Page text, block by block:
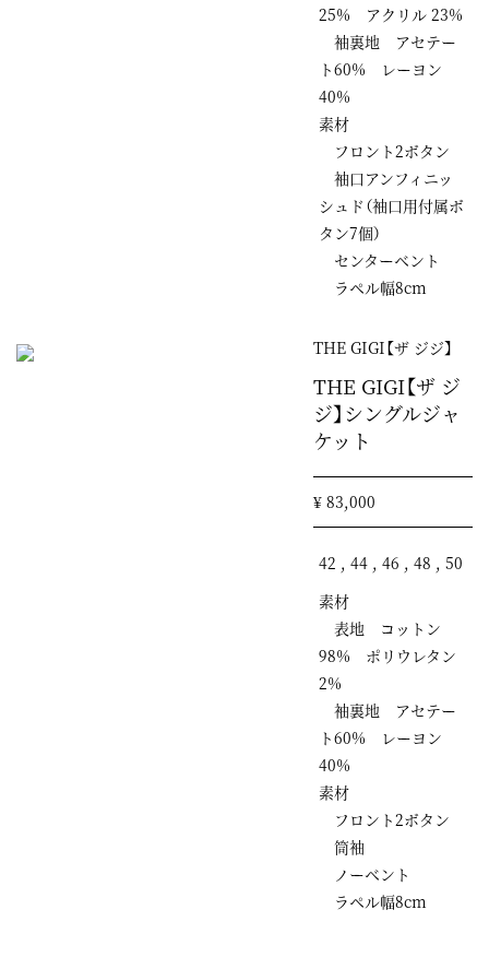
25% アクリル 23%
袖裏地 アセテー
ト60% レーヨン
40%
素材
フロント2ボタン
袖口アンフィニッ
シュド（袖口用付属ボ
タン7個）
センターベント
ラペル幅8cm
THE GIGI【ザ ジジ】
THE GIGI【ザ ジ
ジ】シングルジャ
ケット
¥ 83,000
42 , 44 , 46 , 48 , 50
素材
表地 コットン
98% ポリウレタン
2%
袖裏地 アセテー
ト60% レーヨン
40%
素材
フロント2ボタン
筒袖
ノーベント
ラペル幅8cm